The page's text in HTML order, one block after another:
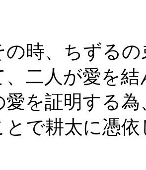
の時、ちずる
、二人が愛を
愛を証明する
とで耕太に憑依